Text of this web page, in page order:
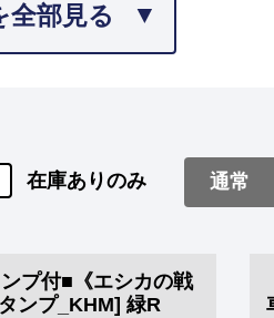
全部見る
在庫ありのみ 通常
プ付■《エシカの戦
ンプ_KHM] 緑R